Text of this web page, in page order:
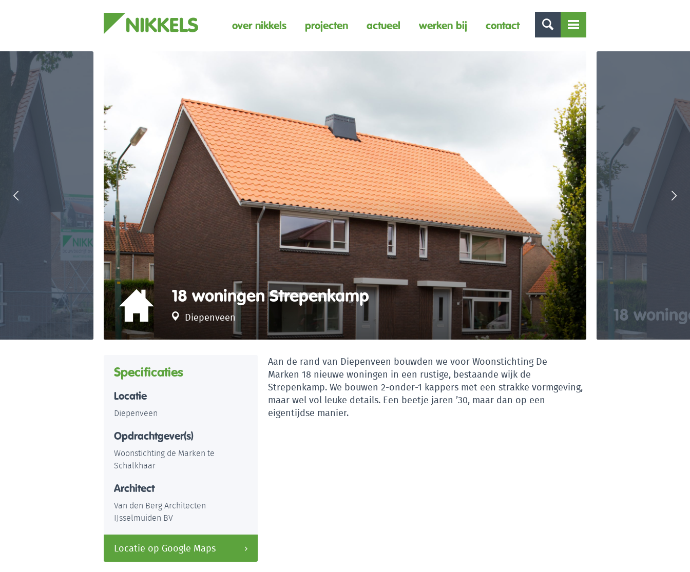
over nikkels projecten actueel werken bij contact
18 woningen Strepenkamp
Diepenveen 18
Aan de rand van Diepenveen bouwden we voor Woonstichting De
Marken 18 nieuwe woningen in een rustige, bestaande wijk de
Strepenkamp. We bouwen 2-onder-1 kappers met een strakke vormgeving,
maar wel vol leuke details. Een beetje jaren ’30, maar dan op een
eigentijdse manier.
Specificaties
Locatie
Diepenveen
Opdrachtgever(s)
Woonstichting de Marken te
Schalkhaar
Architect
Van den Berg Architecten
IJsselmuiden BV
Locatie op Google Maps